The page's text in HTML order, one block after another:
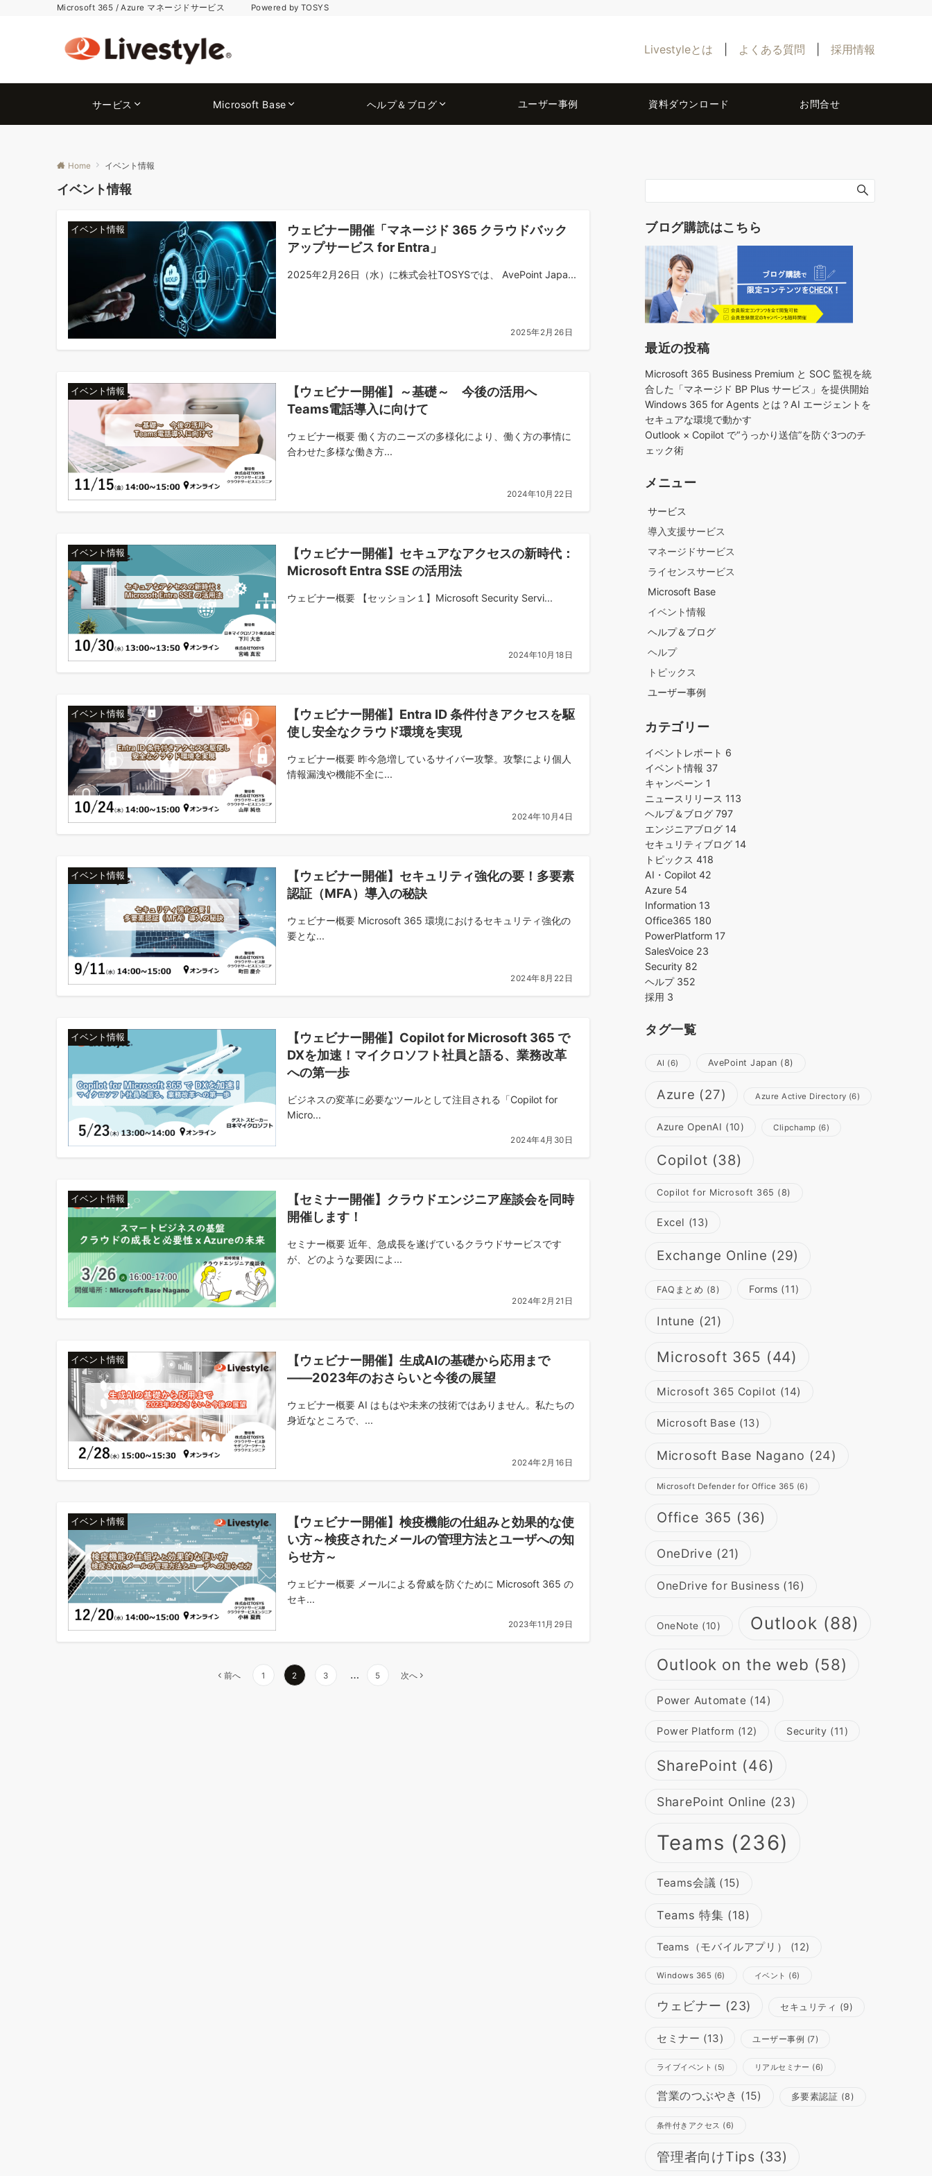
Microsoft 365 / Azure マネージドサービス Powered by TOSYS
Livestyleとは よくある質問 採用情報
サービス Microsoft Base ヘルプ＆ブログ ユーザー事例 資料ダウンロード お問合せ
Home イベント情報
イベント情報
イベント情報
ウェビナー開催「マネージド 365 クラウドバック
アップサービス for Entra」
2025年2月26日（水）に株式会社TOSYSでは、 AvePoint Japa...
2025年2月26日
イベント情報
【ウェビナー開催】～基礎～ 今後の活用へ
Teams電話導入に向けて
ウェビナー概要 働く方のニーズの多様化により、働く方の事情に
合わせた多様な働き方...
2024年10月22日
イベント情報
【ウェビナー開催】セキュアなアクセスの新時代：
Microsoft Entra SSE の活用法
ウェビナー概要 【セッション１】Microsoft Security Servi...
2024年10月18日
イベント情報
【ウェビナー開催】Entra ID 条件付きアクセスを駆
使し安全なクラウド環境を実現
ウェビナー概要 昨今急増しているサイバー攻撃。攻撃により個人
情報漏洩や機能不全に...
2024年10月4日
イベント情報
【ウェビナー開催】セキュリティ強化の要！多要素
認証（MFA）導入の秘訣
ウェビナー概要 Microsoft 365 環境におけるセキュリティ強化の
要とな...
2024年8月22日
イベント情報
【ウェビナー開催】Copilot for Microsoft 365 で
DXを加速！マイクロソフト社員と語る、業務改革
への第一歩
ビジネスの変革に必要なツールとして注目される「Copilot for
Micro...
2024年4月30日
イベント情報
【セミナー開催】クラウドエンジニア座談会を同時
開催します！
セミナー概要 近年、急成長を遂げているクラウドサービスです
が、どのような要因によ...
2024年2月21日
イベント情報
【ウェビナー開催】生成AIの基礎から応用まで
――2023年のおさらいと今後の展望
ウェビナー概要 AI はもはや未来の技術ではありません。私たちの
身近なところで、...
2024年2月16日
イベント情報
【ウェビナー開催】検疫機能の仕組みと効果的な使
い方～検疫されたメールの管理方法とユーザへの知
らせ方～
ウェビナー概要 メールによる脅威を防ぐために Microsoft 365 の
セキ...
2023年11月29日
前へ 1 2 3 … 5 次へ
ブログ購読はこちら
最近の投稿
Microsoft 365 Business Premium と SOC 監視を統
合した「マネージド BP Plus サービス」を提供開始
Windows 365 for Agents とは？AI エージェントを
セキュアな環境で動かす
Outlook × Copilot で“うっかり送信”を防ぐ3つのチ
ェック術​
メニュー
サービス
導入支援サービス
マネージドサービス
ライセンスサービス
Microsoft Base
イベント情報
ヘルプ＆ブログ
ヘルプ
トピックス
ユーザー事例
カテゴリー
イベントレポート 6
イベント情報 37
キャンペーン 1
ニュースリリース 113
ヘルプ＆ブログ 797
エンジニアブログ 14
セキュリティブログ 14
トピックス 418
AI・Copilot 42
Azure 54
Information 13
Office365 180
PowerPlatform 17
SalesVoice 23
Security 82
ヘルプ 352
採用 3
タグ一覧
AI (6) AvePoint Japan (8)
Azure (27) Azure Active Directory (6)
Azure OpenAI (10) Clipchamp (6)
Copilot (38)
Copilot for Microsoft 365 (8)
Excel (13)
Exchange Online (29)
FAQまとめ (8) Forms (11)
Intune (21)
Microsoft 365 (44)
Microsoft 365 Copilot (14)
Microsoft Base (13)
Microsoft Base Nagano (24)
Microsoft Defender for Office 365 (6)
Office 365 (36)
OneDrive (21)
OneDrive for Business (16)
OneNote (10) Outlook (88)
Outlook on the web (58)
Power Automate (14)
Power Platform (12) Security (11)
SharePoint (46)
SharePoint Online (23)
Teams (236)
Teams会議 (15)
Teams 特集 (18)
Teams（モバイルアプリ） (12)
Windows 365 (6) イベント (6)
ウェビナー (23) セキュリティ (9)
セミナー (13) ユーザー事例 (7)
ライブイベント (5) リアルセミナー (6)
営業のつぶやき (15) 多要素認証 (8)
条件付きアクセス (6)
管理者向けTips (33)